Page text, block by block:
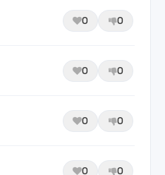
0 0
0 0
0 0
0 0